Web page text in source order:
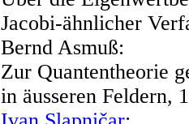
Jacobi-ähnlicher
Bernd Asmuß:
Zur Quantentheorie
in äusseren Feldern,